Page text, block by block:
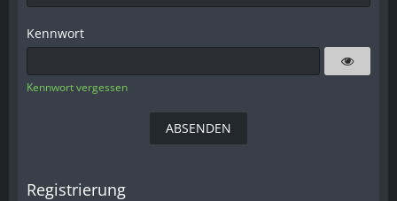
Kennwort
Kennwort vergessen
Registrierung